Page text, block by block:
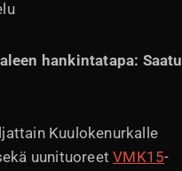
hankintatapa: Saatu
Kuulokenurkalle
uunituoreetVMK15-